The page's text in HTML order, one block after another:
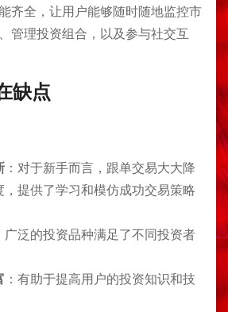
齐全，让用户能够随时随地监控市
管理投资组合，以及参与社交互
缺点
：对于新手而言，跟单交易大大降
提供了学习和模仿成功交易策略
广泛的投资品种满足了不同投资者
：有助于提高用户的投资知识和技